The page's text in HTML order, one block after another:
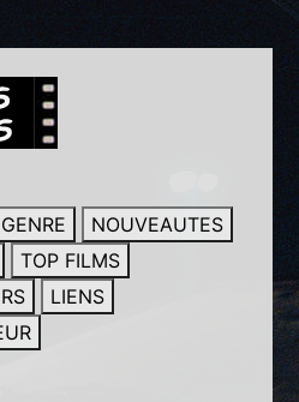
GENRE
NOUVEAUTES
TOP FILMS
LIENS